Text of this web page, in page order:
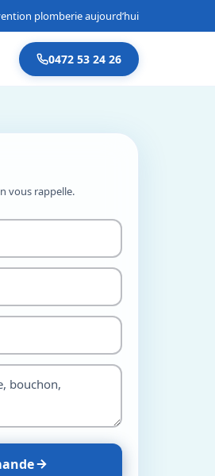
plomberie aujourd’hui
0472 53 24 26
vous rappelle.